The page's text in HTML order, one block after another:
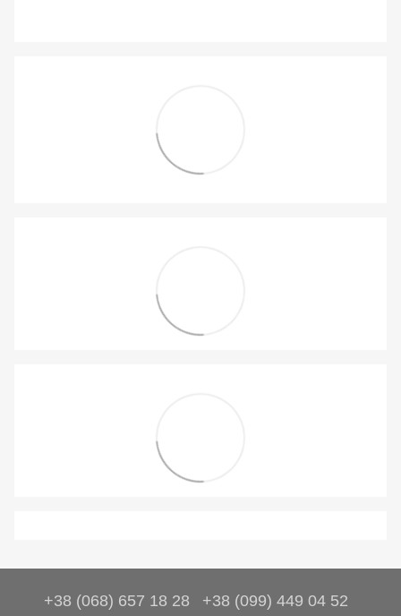
+38 (068) 657 18 28 +38 (099) 449 04 52